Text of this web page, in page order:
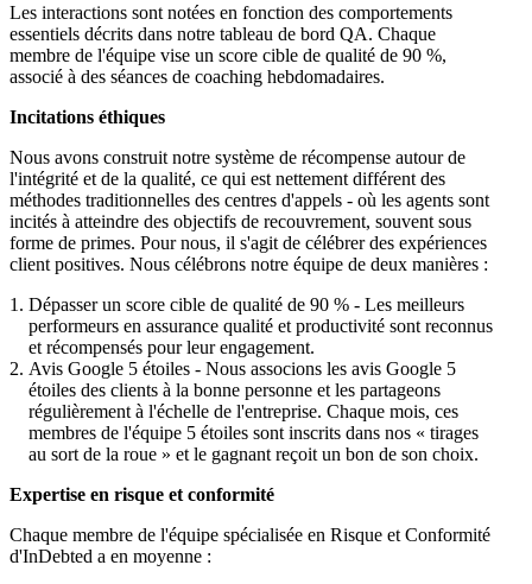
Les interactions sont notées en fonction des comportements
essentiels décrits dans notre tableau de bord QA. Chaque
membre de l'équipe vise un score cible de qualité de 90 %,
associé à des séances de coaching hebdomadaires.
Incitations éthiques
Nous avons construit notre système de récompense autour de
l'intégrité et de la qualité, ce qui est nettement différent des
méthodes traditionnelles des centres d'appels - où les agents sont
incités à atteindre des objectifs de recouvrement, souvent sous
forme de primes. Pour nous, il s'agit de célébrer des expériences
client positives. Nous célébrons notre équipe de deux manières :
Dépasser un score cible de qualité de 90 % - Les meilleurs
performeurs en assurance qualité et productivité sont reconnus
et récompensés pour leur engagement.
Avis Google 5 étoiles - Nous associons les avis Google 5
étoiles des clients à la bonne personne et les partageons
régulièrement à l'échelle de l'entreprise. Chaque mois, ces
membres de l'équipe 5 étoiles sont inscrits dans nos « tirages
au sort de la roue » et le gagnant reçoit un bon de son choix.
Expertise en risque et conformité
Chaque membre de l'équipe spécialisée en Risque et Conformité
d'InDebted a en moyenne :